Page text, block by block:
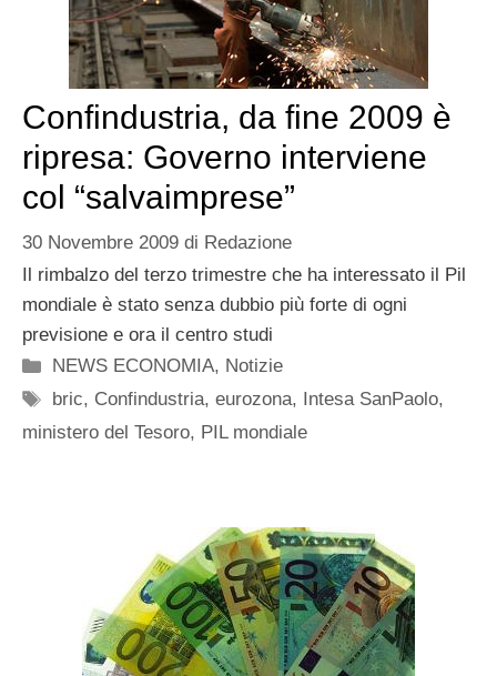
Confindustria, da fine 2009 è
ripresa: Governo interviene
col “salvaimprese”
30 Novembre 2009 di Redazione
Il rimbalzo del terzo trimestre che ha interessato il Pil
mondiale è stato senza dubbio più forte di ogni
previsione e ora il centro studi
Categorie
NEWS ECONOMIA, Notizie
Tag
bric, Confindustria,eurozona, Intesa SanPaolo,
ministero del Tesoro, PIL mondiale